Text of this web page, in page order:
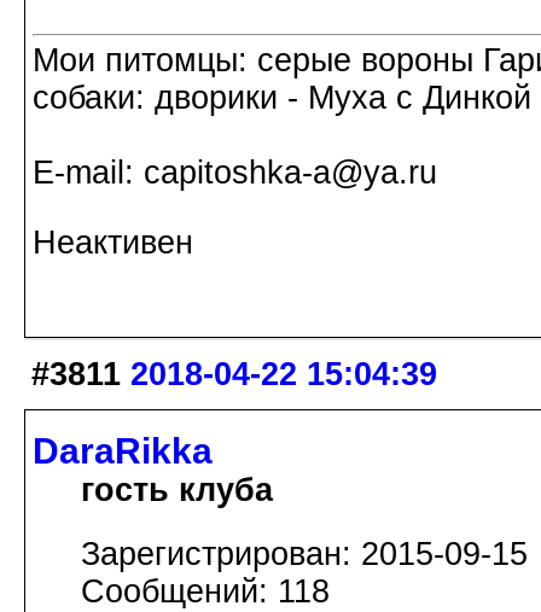
Мои питомцы: серые вороны
собаки: дворики - Муха с Динкой
Е-mail: capitoshka-a@ya.ru
Неактивен
#3811 2018-04-22 15:04:39
DaraRikka
гость клуба
Зарегистрирован: 2015-09-15
Сообщений: 118